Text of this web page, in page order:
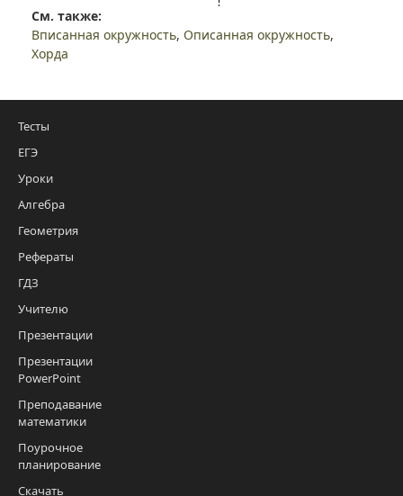
См. также:
Вписанная окружность, Описанная окружность,
Хорда
Тесты
ЕГЭ
Уроки
Алгебра
Геометрия
Рефераты
ГДЗ
Учителю
Презентации
Презентации
PowerPoint
Преподавание
математики
Поурочное
планирование
Скачать